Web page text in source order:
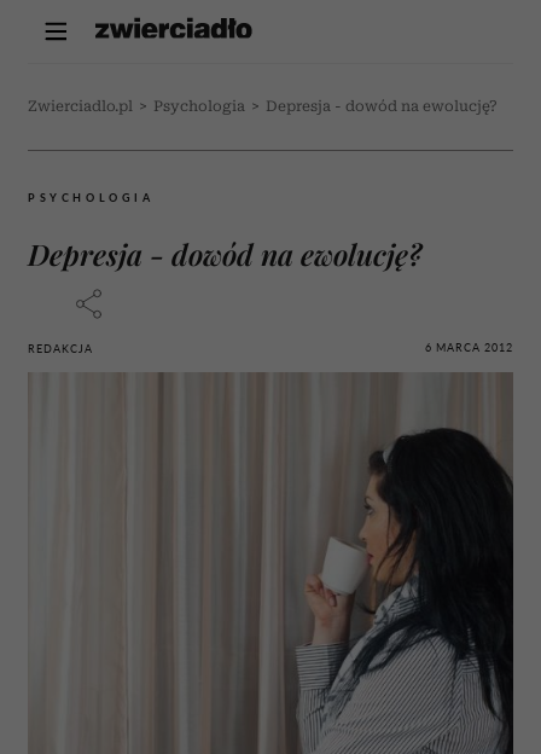
Zwierciadlo.pl > Psychologia > Depresja - dowód na ewolucję?
PSYCHOLOGIA
Depresja - dowód na ewolucję?
REDAKCJA 6 MARCA 2012